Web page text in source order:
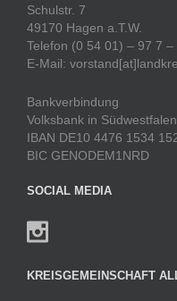
Schulstr. 7
49170 Hagen a.T.W.
Telefon (0 54 01) – 97 7 –
E-Mail:
Bankverbindung
Volksbank in Südwestfalen
IBAN DE10 4476 1534
BIC GENODEM1NRD
SOCIAL MEDIA
KREISGEMEINSCHAFT